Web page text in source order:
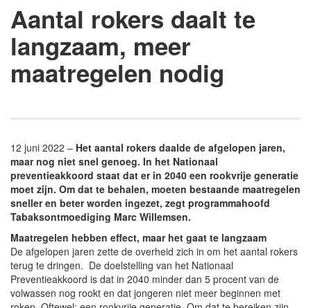
Aantal rokers daalt te
langzaam, meer
maatregelen nodig
12 juni 2022 – Het aantal rokers daalde de afgelopen jaren,
maar nog niet snel genoeg. In het Nationaal
preventieakkoord staat dat er in 2040 een rookvrije generatie
moet zijn. Om dat te behalen, moeten bestaande maatregelen
sneller en beter worden ingezet, zegt programmahoofd
Tabaksontmoediging Marc Willemsen.
Maatregelen hebben effect, maar het gaat te langzaam
De afgelopen jaren zette de overheid zich in om het aantal rokers
terug te dringen. De doelstelling van het Nationaal
Preventieakkoord is dat in 2040 minder dan 5 procent van de
volwassen nog rookt en dat jongeren niet meer beginnen met